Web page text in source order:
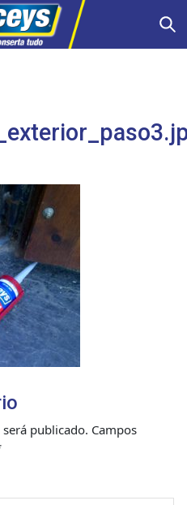
publicado. Campos